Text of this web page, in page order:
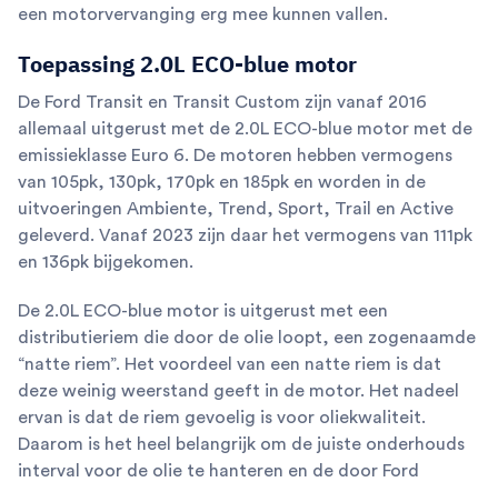
een motorvervanging erg mee kunnen vallen.
Toepassing 2.0L ECO-blue motor
De Ford Transit en Transit Custom zijn vanaf 2016
allemaal uitgerust met de 2.0L ECO-blue motor met de
emissieklasse Euro 6. De motoren hebben vermogens
van 105pk, 130pk, 170pk en 185pk en worden in de
uitvoeringen Ambiente, Trend, Sport, Trail en Active
geleverd. Vanaf 2023 zijn daar het vermogens van 111pk
en 136pk bijgekomen.
De 2.0L ECO-blue motor is uitgerust met een
distributieriem die door de olie loopt, een zogenaamde
“natte riem”. Het voordeel van een natte riem is dat
deze weinig weerstand geeft in de motor. Het nadeel
ervan is dat de riem gevoelig is voor oliekwaliteit.
Daarom is het heel belangrijk om de juiste onderhouds
interval voor de olie te hanteren en de door Ford